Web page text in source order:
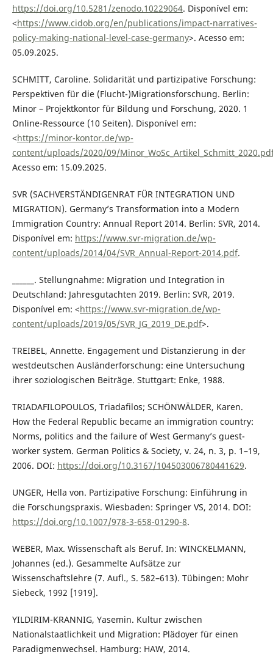
https://doi.org/10.5281/zenodo.10229064. Disponível em:
<https://www.cidob.org/en/publications/impact-narratives-
policy-making-national-level-case-germany>. Acesso em:
05.09.2025.
SCHMITT, Caroline. Solidarität und partizipative Forschung:
Perspektiven für die (Flucht-)Migrationsforschung. Berlin:
Minor – Projektkontor für Bildung und Forschung, 2020. 1
Online-Ressource (10 Seiten). Disponível em:
<https://minor-kontor.de/wp-
content/uploads/2020/09/
Acesso em: 15.09.2025.
SVR (SACHVERSTÄNDIGENRAT FÜR INTEGRATION UND
MIGRATION). Germany’s Transformation into a Modern
Immigration Country: Annual Report 2014. Berlin: SVR, 2014.
Disponível em: https://www.svr-migration.de/wp-
content/uploads/2014/04/SVR_Annual-Report-2014.pdf.
______. Stellungnahme: Migration und Integration in
Deutschland: Jahresgutachten 2019. Berlin: SVR, 2019.
Disponível em: <https://www.svr-migration.de/wp-
content/uploads/2019/05/SVR_JG_2019_DE.pdf>.
TREIBEL, Annette. Engagement und Distanzierung in der
westdeutschen Ausländerforschung: eine Untersuchung
ihrer soziologischen Beiträge. Stuttgart: Enke, 1988.
TRIADAFILOPOULOS, Triadafilos; SCHÖNWÄLDER, Karen.
How the Federal Republic became an immigration country:
Norms, politics and the failure of West Germany’s guest-
worker system. German Politics & Society, v. 24, n. 3, p. 1–19,
2006. DOI: https://doi.org/10.3167/104503006780441629.
UNGER, Hella von. Partizipative Forschung: Einführung in
die Forschungspraxis. Wiesbaden: Springer VS, 2014. DOI:
https://doi.org/10.1007/978-3-658-01290-8.
WEBER, Max. Wissenschaft als Beruf. In: WINCKELMANN,
Johannes (ed.). Gesammelte Aufsätze zur
Wissenschaftslehre (7. Aufl., S. 582–613). Tübingen: Mohr
Siebeck, 1992 [1919].
YILDIRIM-KRANNIG, Yasemin. Kultur zwischen
Nationalstaatlichkeit und Migration: Plädoyer für einen
Paradigmenwechsel. Hamburg: HAW, 2014.